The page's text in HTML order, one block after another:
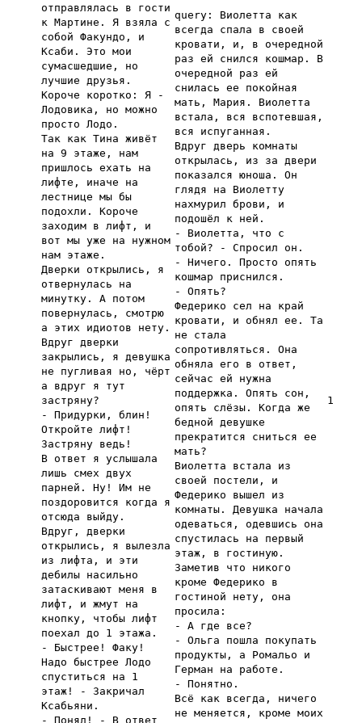
отправлялась в гости
к Мартине. Я взяла с
собой Факундо, и
Ксаби. Это мои
сумасшедшие, но
лучшие друзья.
Короче коротко: Я -
Лодовика, но можно
просто Лодо.
Так как Тина живёт
на 9 этаже, нам
пришлось ехать на
лифте, иначе на
лестнице мы бы
подохли. Короче
заходим в лифт, и
вот мы уже на нужном
нам этаже.
Дверки открылись, я
отвернулась на
минутку. А потом
повернулась, смотрю
а этих идиотов нету.
Вдруг дверки
закрылись, я девушка
не пугливая но, чёрт
а вдруг я тут
застряну?
- Придурки, блин!
Откройте лифт!
Застряну ведь!
В ответ я услышала
лишь смех двух
парней. Ну! Им не
поздоровится когда я
отсюда выйду.
Вдруг, дверки
открылись, я вылезла
из лифта, и эти
дебилы насильно
затаскивают меня в
лифт, и жмут на
кнопку, чтобы лифт
поехал до 1 этажа.
- Быстрее! Факу!
Надо быстрее Лодо
спуститься на 1
этаж! - Закричал
Ксабьяни.
- Понял! - В ответ
query: Виолетта как
всегда спала в своей
кровати, и, в очередной
раз ей снился кошмар. В
очередной раз ей
снилась ее покойная
мать, Мария. Виолетта
встала, вся вспотевшая,
вся испуганная.
Вдруг дверь комнаты
открылась, из за двери
показался юноша. Он
глядя на Виолетту
нахмурил брови, и
подошёл к ней.
- Виолетта, что с
тобой? - Спросил он.
- Ничего. Просто опять
кошмар приснился.
- Опять?
Федерико сел на край
кровати, и обнял ее. Та
не стала
сопротивляться. Она
обняла его в ответ,
сейчас ей нужна
поддержка. Опять сон,
опять слёзы. Когда же
бедной девушке
прекратится сниться ее
мать?
Виолетта встала из
своей постели, и
Федерико вышел из
комнаты. Девушка начала
одеваться, одевшись она
спустилась на первый
этаж, в гостиную.
Заметив что никого
кроме Федерико в
гостиной нету, она
просила:
- А где все?
- Ольга пошла покупать
продукты, а Ромальо и
Герман на работе.
- Понятно.
Всё как всегда, ничего
не меняется, кроме моих
1